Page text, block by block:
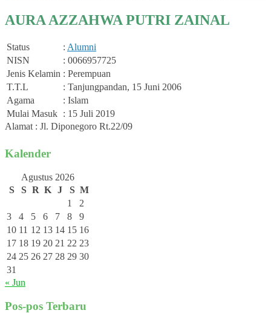
AURA AZZAHWA PUTRI ZAINAL
Status : Alumni
NISN
: 0066957725
Jenis Kelamin : Perempuan
T.T.L
: Tanjungpandan, 15 Juni 2006
Agama
: Islam
Mulai Masuk : 15 Juli 2019
Alamat : Jl. Diponegoro Rt.22/09
Kalender
Agustus 2026
S
S R K J S M
1
2
3
4 5 6 7 8
9
10 11 12 13 14 15 16
17 18 19 20 21 22 23
24 25 26 27 28 29 30
31
« Jun
Pos-pos Terbaru